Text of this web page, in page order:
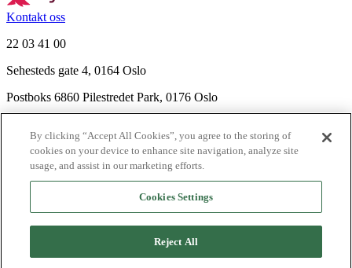
Kontakt oss
22 03 41 00
Sehesteds gate 4, 0164 Oslo
Postboks 6860 Pilestredet Park, 0176 Oslo
Nyhetsbrev
Ledige stillinger
Send inn manus
Agency
By clicking “Accept All Cookies”, you agree to the storing of
cookies on your device to enhance site navigation, analyze site
usage, and assist in our marketing efforts.
Cookies Settings
Reject All